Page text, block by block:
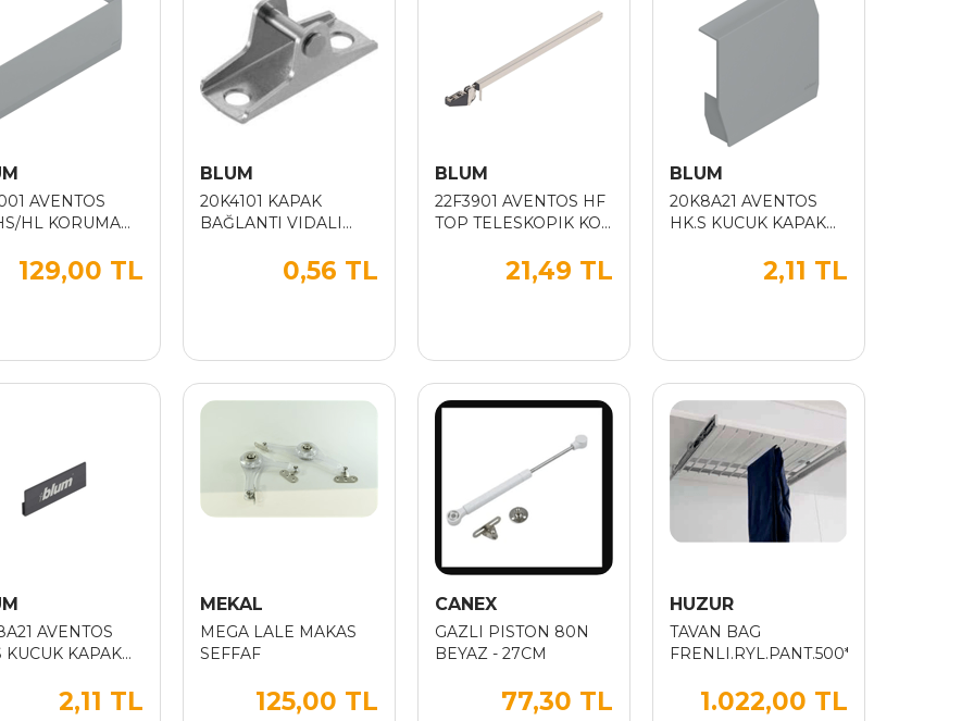
AVENTOS
HL KORUMA
GRI
129,00 TL
BLUM
20K4101 KAPAK
BAĞLANTI VIDALI
0,56 TL
BLUM
22F3901 AVENTOS HF
TOP TELESKOPIK KOL
21,49 TL
BLUM
20K8A21 AVENTOS
HK.S KUCUK KAPAK
2,11 TL
AVENTOS
KUCUK KAPAK
2,11 TL
MEKAL
MEGA LALE MAKAS
SEFFAF
125,00 TL
CANEX
GAZLI PISTON 80N
BEYAZ - 27CM
77,30 TL
HUZUR
TAVAN BAG
FRENLI.RYL.PANT.500*45
1.022,00 TL